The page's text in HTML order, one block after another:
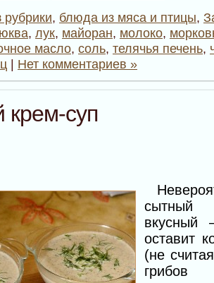
рубрики, блюда из мяса и птицы,
, лук, майоран, молоко,
масло, соль, телячья печень,
| Нет комментариев »
крем-суп
сытный
оставит
(не